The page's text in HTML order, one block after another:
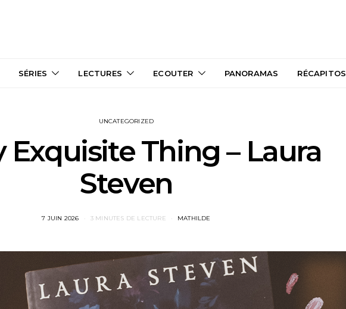
SÉRIES LECTURES ECOUTER PANORAMAS RÉCAPITOS
UNCATEGORIZED
Exquisite Thing – Laura
Steven
POSTED
7 JUIN 2026 3 MINUTES DE LECTURE MATHILDE